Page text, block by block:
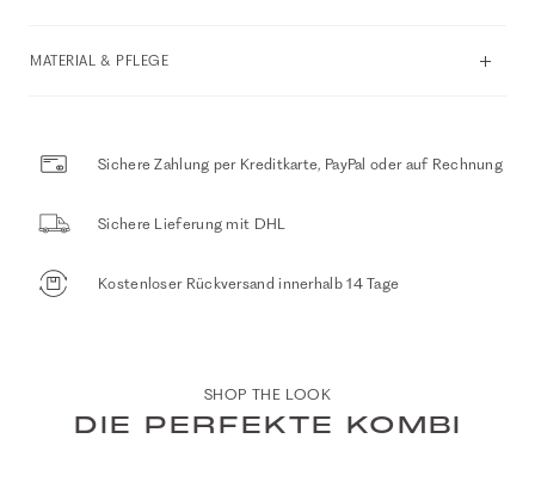
MATERIAL & PFLEGE
Sichere Zahlung per Kreditkarte, PayPal oder auf Rechnung
Sichere Lieferung mit DHL
Kostenloser Rückversand innerhalb 14 Tage
SHOP THE LOOK
DIE PERFEKTE KOMBI